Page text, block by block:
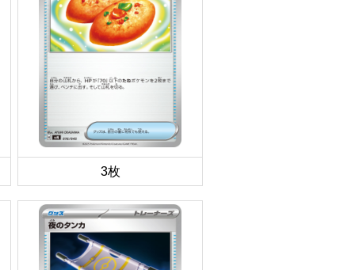
3枚